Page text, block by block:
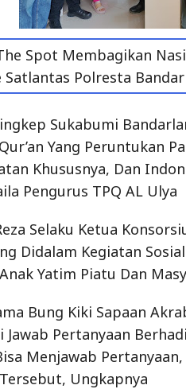
Spot Membagikan
Satlantas Polresta
Sukabumi
Yang Peruntukan
Khususnya, Dan
Pengurus TPQ AL Ulya
Selaku Ketua
Didalam Kegiatan
Yatim Piatu Dan
Bung Kiki Sapaan
Jawab Pertanyaan
Menjawab
Ungkapnya